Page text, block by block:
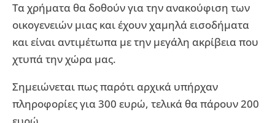
Τα χρήματα θα δοθούν για την ανακούφιση των
οικογενειών μιας και έχουν χαμηλά εισοδήματα
και είναι αντιμέτωπα με την μεγάλη ακρίβεια που
χτυπά την χώρα μας.
Σημειώνεται πως παρότι αρχικά υπήρχαν
πληροφορίες για 300 ευρώ, τελικά θα πάρουν 200